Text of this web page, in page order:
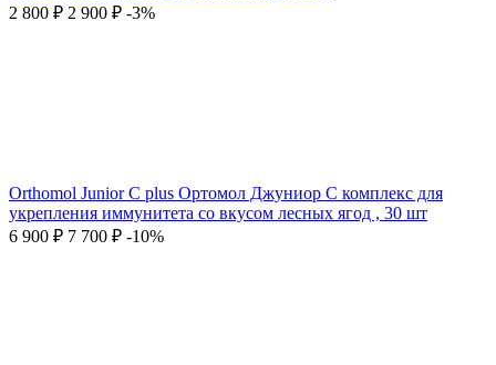
2 800 ₽ 2 900 ₽ -3%
Orthomol Junior C plus Ортомол Джуниор С комплекс для
укрепления иммунитета со вкусом лесных ягод , 30 шт
6 900 ₽ 7 700 ₽ -10%